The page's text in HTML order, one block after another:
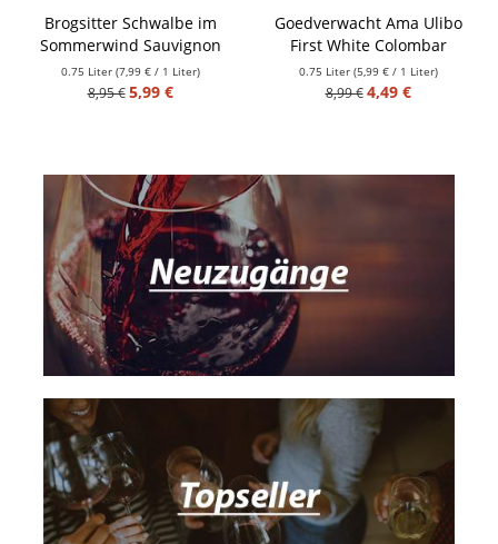
Brogsitter Schwalbe im
Sommerwind Sauvignon
Blanc
0.75 Liter (7,99 € / 1 Liter)
8,95 € 5,99 €
Goedverwacht Ama Ulibo
First White Colombar
0.75 Liter (5,99 € / 1 Liter)
8,99 € 4,49 €